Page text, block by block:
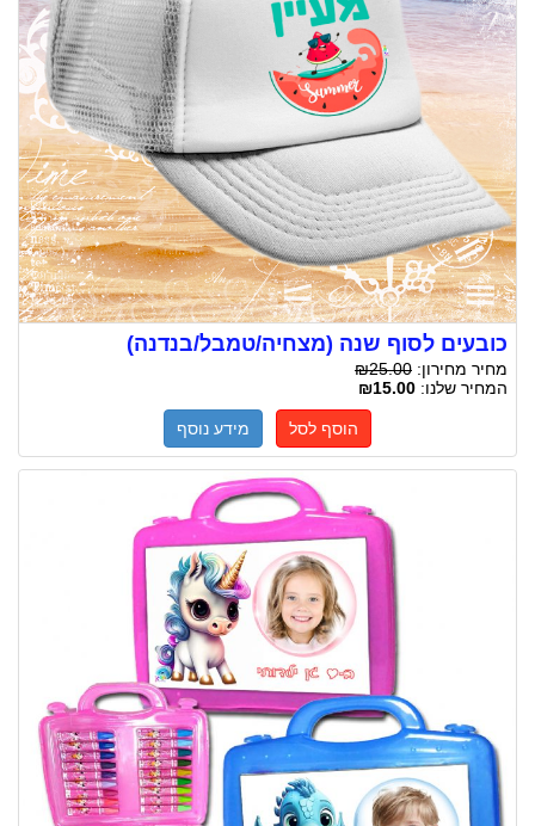
כובעים לסוף שנה (מצחיה/טמבל/בנדנה)
מחיר מחירון: ₪25.00
המחיר שלנו: ₪15.00
הוסף לסל מידע נוסף